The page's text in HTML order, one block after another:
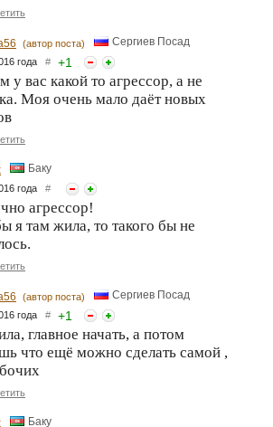
(автор поста) Сергиев Посад
года # +1
у вас какой то агрессор, а не
Моя очень мало даёт новых
Баку
года #
агрессор!
я там жила, то такого бы не
(автор поста) Сергиев Посад
года # +1
главное начать, а потом
что ещё можно сделать самой ,
Баку